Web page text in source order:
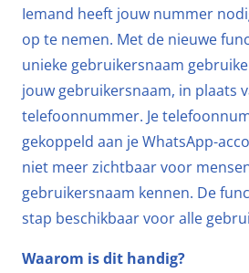
Iemand heeft jouw nummer
op te nemen. Met de nieuwe
unieke gebruikersnaam
jouw gebruikersnaam, in plaats
telefoonnummer. Je
gekoppeld aan je WhatsApp-
niet meer zichtbaar voor
gebruikersnaam kennen. De
stap beschikbaar voor alle
Waarom is dit handig?